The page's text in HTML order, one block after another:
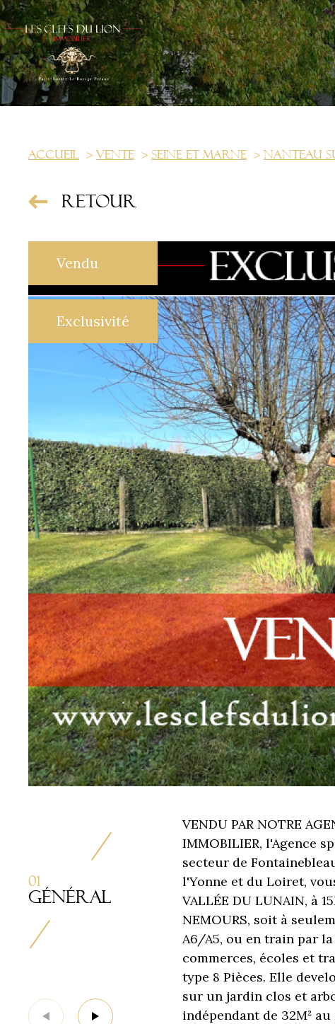
Accueil Vente Seine et marne Nanteau
Retour
Vendu
Exclusivité
01
Général
VENDU PAR NOTRE
IMMOBILIER, l'Agence
secteur de
l'Yonne et du Loiret,
VALLÉE DU LUNAIN, à
NEMOURS, soit à
A6/A5, ou en train par la
commerces, écoles et
type 8 Pièces. Elle
sur un jardin clos et
indépendant de 32M²